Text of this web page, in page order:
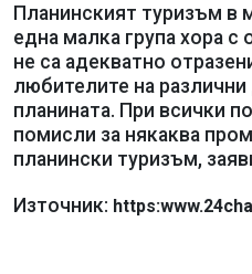
Планинският туризъм в
една малка група хора с
не са адекватно
любителите на
планината. При всички
помисли за някаква
планински туризъм,
Източник: